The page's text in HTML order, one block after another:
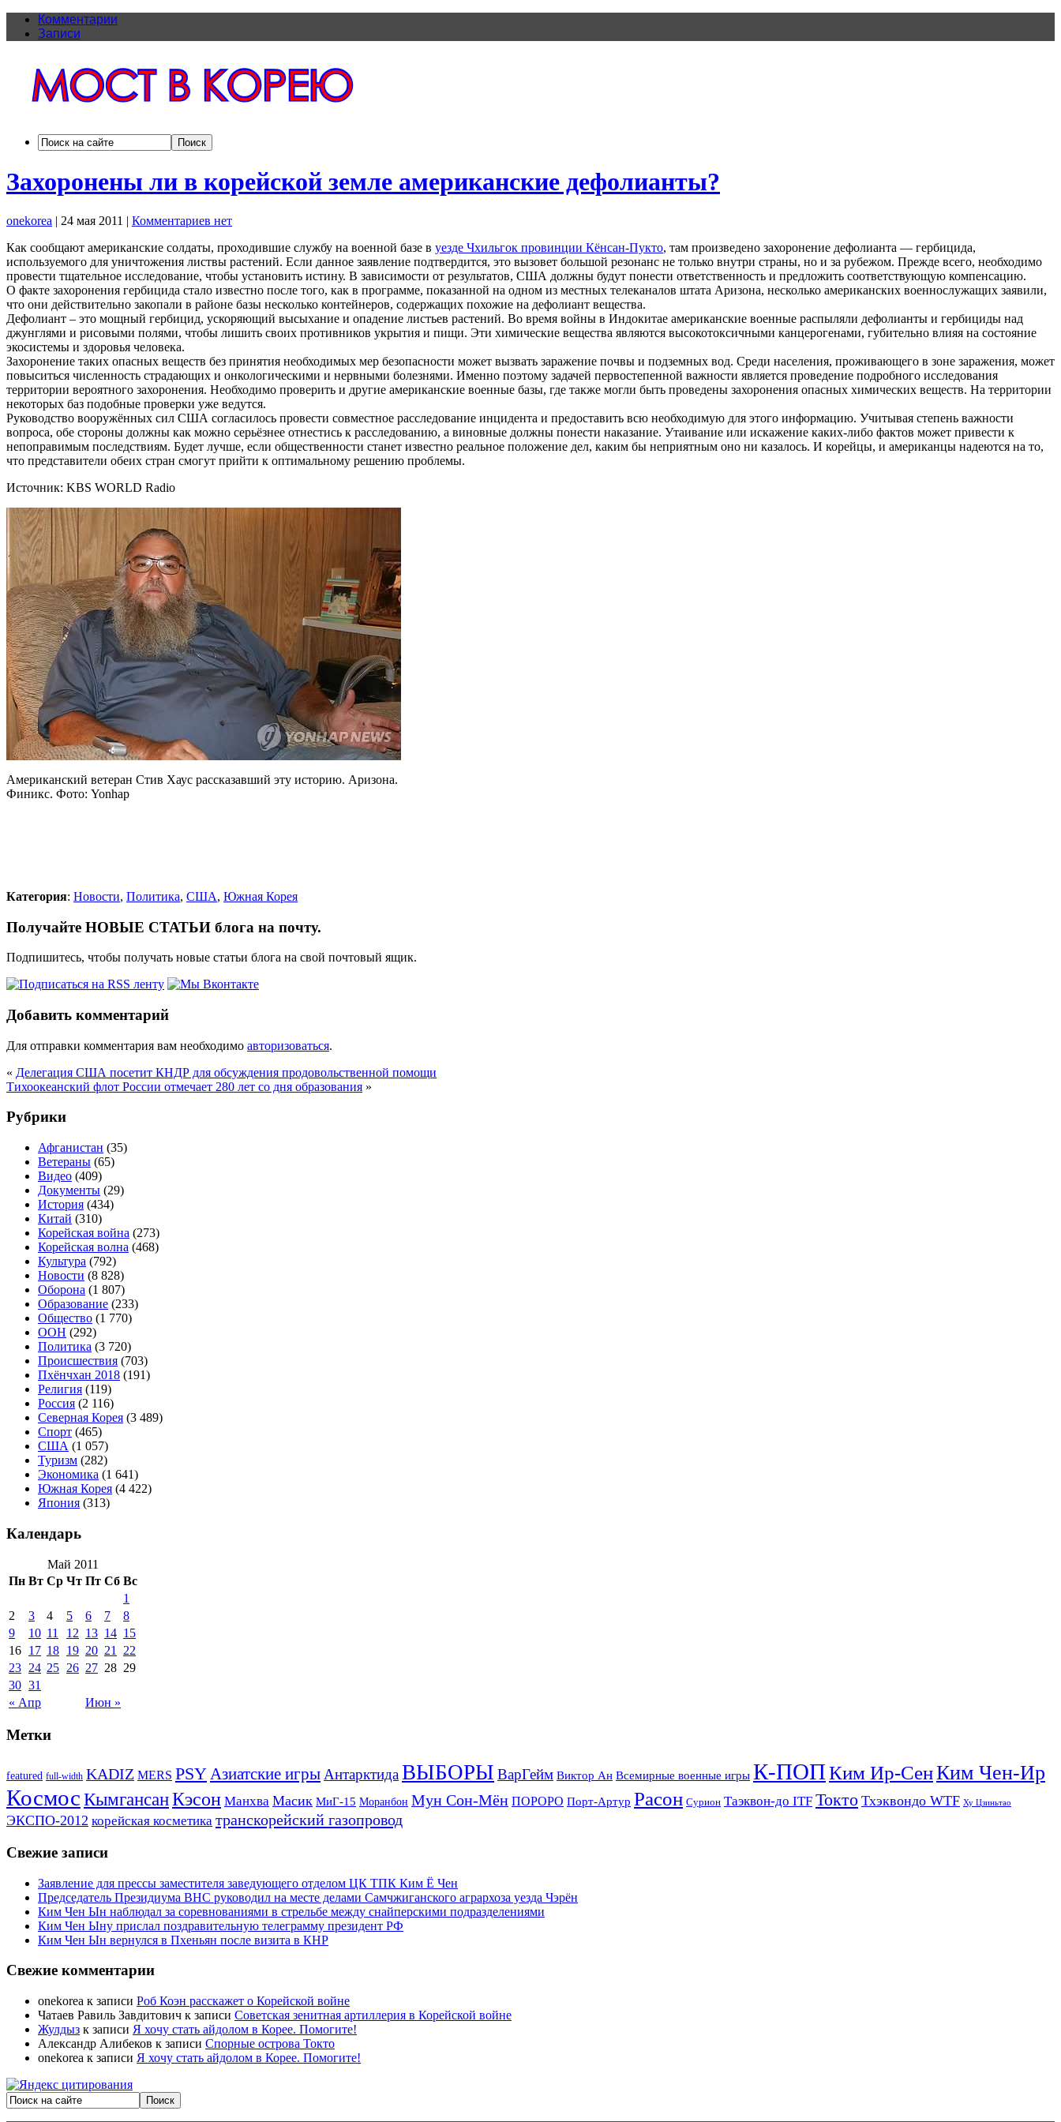
Комментарии
Записи
Захоронены ли в корейской земле американские дефолианты?
onekorea | 24 мая 2011 | Комментариев нет
Как сообщают американские солдаты, проходившие службу на военной базе в уезде Чхильгок провинции Кёнсан-Пукто, там произведено захоронение дефолианта — гербицида,
используемого для уничтожения листвы растений. Если данное заявление подтвердится, это вызовет большой резонанс не только внутри страны, но и за рyбежом. Прежде всего, необходимо
провести тщательное исследование, чтобы установить истину. В зависимости от результатов, США должны будут понести ответственность и предложить соответствующую компенсацию.
О факте захоронения гербицида стало известно после того, как в программе, показанной на одном из местных телеканалов штата Аризона, несколько американских военнослужащих заявили,
что они действительно закопали в районе базы несколько контейнеров, содержащих похожие на дефолиант вещества.
Дефолиант – это мощный гербицид, ускоряющий высыхание и опадение листьев растений. Во время войны в Индокитае американские военные распыляли дефолианты и гербициды над
джунглями и рисовыми полями, чтобы лишить своих противников укрытия и пищи. Эти химические вещества являются высокотоксичными канцерогенами, губительно влияя на состояние
экосистемы и здоровья человека.
Захоронение таких опасных веществ без принятия необходимых мер безопасности может вызвать заражение почвы и подземных вод. Среди населения, проживающего в зоне заражения, может
повыситься численность страдающих и онкологическими и нервными болезнями. Именно поэтому задачей первостепенной важности является проведение подробного исследования
территории вероятного захоронения. Необходимо проверить и другие американские военные базы, где также могли быть проведены захоронения опасных химических веществ. На территории
некоторых баз подобные проверки уже ведутся.
Руководство вооружённых сил США согласилось провести совместное расследование инцидента и предоставить всю необходимую для этого информацию. Учитывая степень важности
вопроса, обе стороны должны как можно серьёзнее отнестись к расследованию, а виновные должны понести наказание. Утаивание или искажение каких-либо фактов может привести к
непоправимым последствиям. Будет лучше, если общественности станет известно реальное положение дел, каким бы неприятным оно ни казалось. И корейцы, и американцы надеются на то,
что представители обеих стран смогут прийти к оптимальному решению проблемы.
Источник: KBS WORLD Radio
Американский ветеран Стив Хаус рассказавший эту историю. Аризона.
Финикс. Фото: Yonhap
Категория: Новости, Политика, США, Южная Корея
Получайте НОВЫЕ СТАТЬИ блога на почту.
Подпишитесь, чтобы получать новые статьи блога на свой почтовый ящик.
Добавить комментарий
Для отправки комментария вам необходимо авторизоваться.
« Делегация США посетит КНДР для обсуждения продовольственной помощи
Тихоокеанский флот России отмечает 280 лет со дня образования »
Рубрики
Афганистан (35)
Ветераны (65)
Видео (409)
Документы (29)
История (434)
Китай (310)
Корейская война (273)
Корейская волна (468)
Культура (792)
Новости (8 828)
Оборона (1 807)
Образование (233)
Общество (1 770)
ООН (292)
Политика (3 720)
Происшествия (703)
Пхёнчхан 2018 (191)
Религия (119)
Россия (2 116)
Северная Корея (3 489)
Спорт (465)
США (1 057)
Туризм (282)
Экономика (1 641)
Южная Корея (4 422)
Япония (313)
Календарь
Май 2011
Пн Вт Ср Чт Пт Сб Вс
« Апр Июн »
1
2
3 4 5 6 7
8
9
10 11 12 13 14 15
16 17 18 19 20 21
22
23 24 25 26 27 28 29
30 31
Метки
featured full-width KADIZ MERS PSYАзиатские игры АнтарктидаВЫБОРЫ ВарГейм Виктор Ан Всемирные военные игры К-ПОПКим Ир-СенКим Чен-Ир
Космос КымгансанКэсон Манхва Масик МиГ-15 Моранбон Мун Сон-Мён ПОРОРО Порт-Артур Расон Сурион Таэквон-до ITF Токто Тхэквондо WTF Ху Цзиньтао
ЭКСПО-2012 корейская косметика транскорейский газопровод
Свежие записи
Заявление для прессы заместителя заведующего отделом ЦК ТПК Ким Ё Чен
Председатель Президиума ВНС руководил на месте делами Самчжиганского агрархоза уезда Чэрён
Ким Чен Ын наблюдал за соревнованиями в стрельбе между снайперскими подразделениями
Ким Чен Ыну прислал поздравительную телеграмму президент РФ
Ким Чен Ын вернулся в Пхеньян после визита в КНР
Свежие комментарии
onekorea к записи Роб Коэн расскажет о Корейской войне
Чатаев Равиль Завдитович к записи Советская зенитная артиллерия в Корейской войне
Жулдыз к записи Я хочу стать айдолом в Корее. Помогите!
Александр Алибеков к записи Спорные острова Токто
onekorea к записи Я хочу стать айдолом в Корее. Помогите!